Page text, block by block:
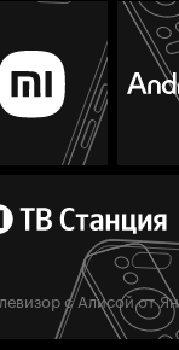
с Алисой от